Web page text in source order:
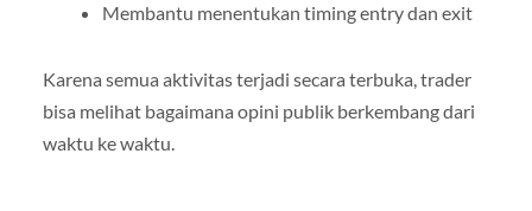
Membantu menentukan timing entry dan exit
Karena semua aktivitas terjadi secara terbuka, trader
bisa melihat bagaimana opini publik berkembang dari
waktu ke waktu.